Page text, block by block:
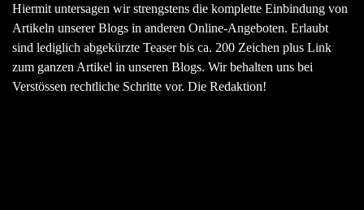
Hiermit untersagen wir strengstens die komplette Einbindung von
Artikeln unserer Blogs in anderen Online-Angeboten. Erlaubt
sind lediglich abgekürzte Teaser bis ca. 200 Zeichen plus Link
zum ganzen Artikel in unseren Blogs. Wir behalten uns bei
Verstössen rechtliche Schritte vor. Die Redaktion!